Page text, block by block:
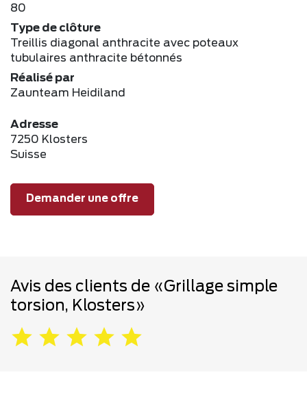
80
Type de clôture
Treillis diagonal anthracite avec poteaux
tubulaires anthracite bétonnés
Réalisé par
Zaunteam Heidiland
Adresse
7250 Klosters
Suisse
Demander une offre
Avis des clients de «Grillage simple
torsion, Klosters»